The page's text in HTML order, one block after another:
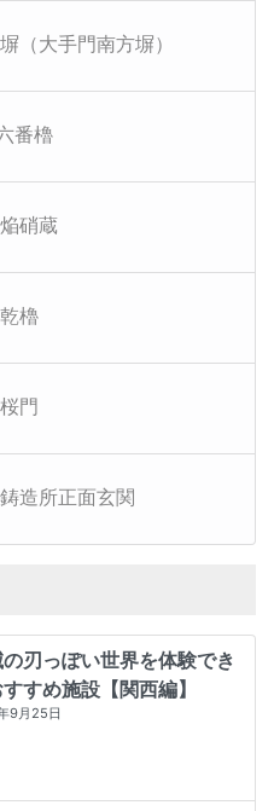
大手門南方塀）
番櫓
硝蔵
櫓
門
造所正面玄関
の刃っぽい世界を体験でき
すめ施設【関西編】
9月25日